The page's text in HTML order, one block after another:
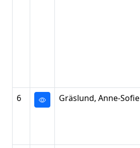
6
Gräslund, Anne-Sofie